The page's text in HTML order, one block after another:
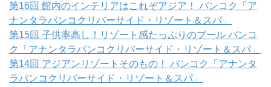
第16回 館内のインテリアはこれぞアジア！ バンコク「ア
ナンタラバンコクリバーサイド・リゾート＆スパ」
第15回 子供率高し！リゾート感たっぷりのプール バンコ
ク「アナンタラバンコクリバーサイド・リゾート＆スパ」
第14回 アジアンリゾートそのもの！ バンコク「アナンタ
ラバンコクリバーサイド・リゾート＆スパ」